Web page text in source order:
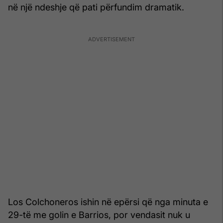
në një ndeshje që pati përfundim dramatik.
Los Colchoneros ishin në epërsi që nga minuta e
29-të me golin e Barrios, por vendasit nuk u